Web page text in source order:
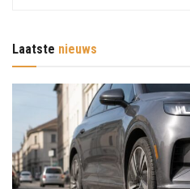
Laatste nieuws